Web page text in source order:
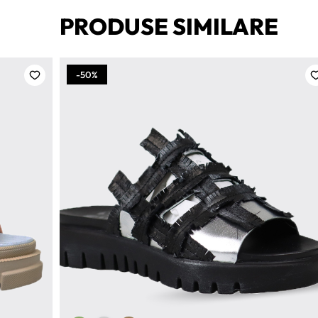
PRODUSE SIMILARE
-50%